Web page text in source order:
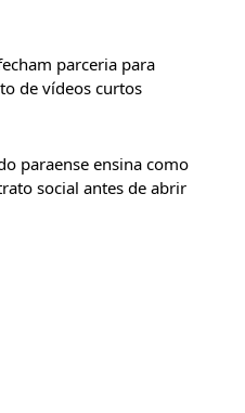
parceria para
de vídeos curtos
paraense ensina como
social antes de abrir